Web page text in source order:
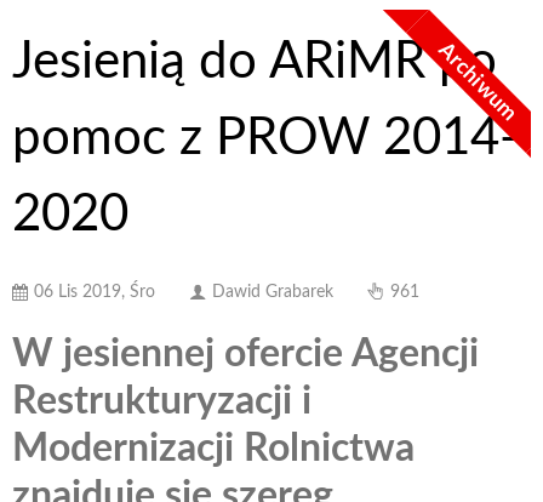
Jesienią do ARiMR po
pomoc z PROW 2014-
2020
Archiwum
06 Lis 2019, Śro Dawid Grabarek 961
W jesiennej ofercie Agencji
Restrukturyzacji i
Modernizacji Rolnictwa